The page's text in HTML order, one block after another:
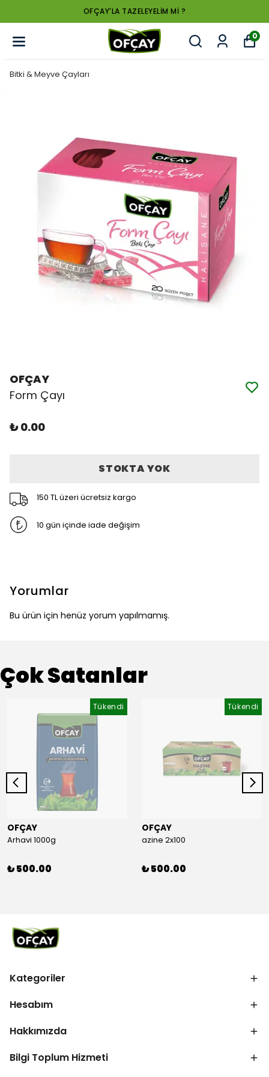
OFÇAY'LA TAZELEYELİM Mİ ?
0
Bitki & Meyve Çayları
OFÇAY
Form Çayı
₺ 0.00
STOKTA YOK
150 TL üzeri ücretsiz kargo
10 gün içinde iade değişim
Yorumlar
Bu ürün için henüz yorum yapılmamış.
Çok Satanlar
Tükendi
OFÇAY
Arhavi 1000g
₺ 500.00
Tükendi
OFÇAY
azine 2x100
₺ 500.00
Kategoriler
Hesabım
Hakkımızda
Bilgi Toplum Hizmeti